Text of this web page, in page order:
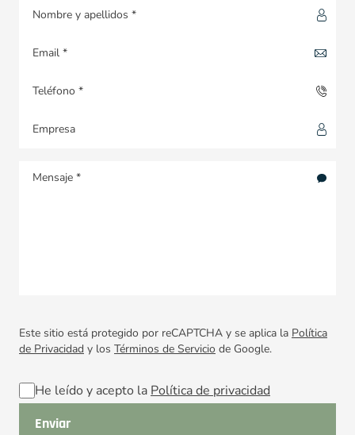
Este sitio está protegido por reCAPTCHA y se aplica la Política
de Privacidad y los Términos de Servicio de Google.
He leído y acepto la Política de privacidad